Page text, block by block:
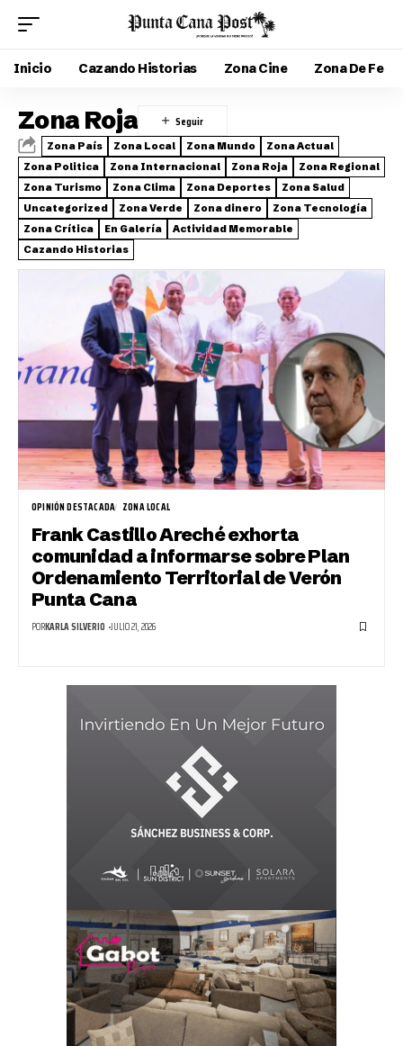
Inicio Cazando Historias Zona Cine Zona De Fe
Zona Roja
Zona País Zona Local Zona Mundo
Zona Actual
Zona Politica
Zona Internacional Zona Roja
Zona Regional
Zona Turismo
Zona Clima Zona Deportes
Zona Salud
Uncategorized
Zona Verde Zona dinero
Zona Tecnología
Zona Crítica
En Galería
Actividad Memorable
Cazando Historias
OPINIÓN DESTACADA ZONA LOCAL
Frank Castillo Areché exhorta
comunidad a informarse sobre Plan
Ordenamiento Territorial de Verón
Punta Cana
PORKARLA SILVERIO JULIO 21, 2026